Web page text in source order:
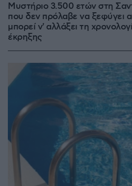
Μυστήριο 3.500 ετών στη
που δεν πρόλαβε να ξεφύγει
μπορεί ν' αλλάξει τη
έκρηξης